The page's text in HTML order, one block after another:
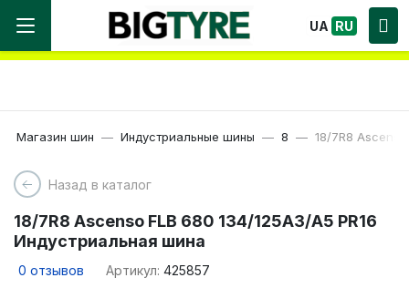
Мы работаем! Большой выбор Шин, быстрая
доставка по Украине!
UA RU
Магазин шин Индустриальные шины 8 18/7R8
Назад в каталог
18/7R8 Ascenso FLB 680 134/125A3/A5 PR16
Индустриальная шина
0 отзывов Артикул: 425857